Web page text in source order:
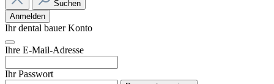
Suchen
Anmelden
Ihr dental bauer Konto
Ihre E-Mail-Adresse
Ihr Passwort